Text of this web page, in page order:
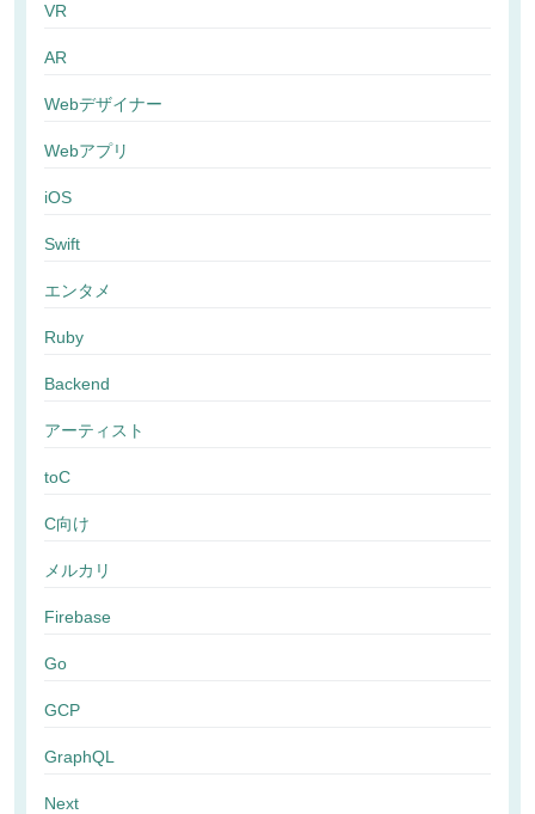
VR
AR
Webデザイナー
Webアプリ
iOS
Swift
エンタメ
Ruby
Backend
アーティスト
toC
C向け
メルカリ
Firebase
Go
GCP
GraphQL
Next